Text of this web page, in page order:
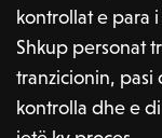
kontrollat e para
Shkup personat
tranzicionin, pasi
kontrolla dhe e